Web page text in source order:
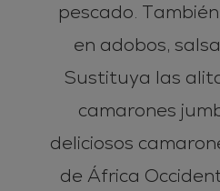
pescado.
en adobos,
Sustituya las
camarones
deliciosos
de África